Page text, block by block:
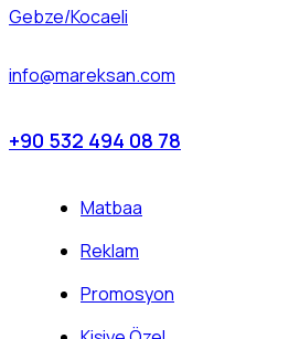
Gebze/Kocaeli
info@mareksan.com
+90 532 494 08 78
Matbaa
Reklam
Promosyon